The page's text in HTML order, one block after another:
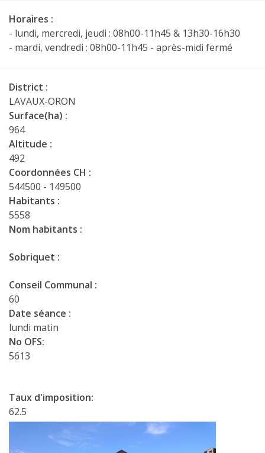
Horaires :
- lundi, mercredi, jeudi : 08h00-11h45 & 13h30-16h30
- mardi, vendredi : 08h00-11h45 - après-midi fermé
District :
LAVAUX-ORON
Surface(ha) :
964
Altitude :
492
Coordonnées CH :
544500 - 149500
Habitants :
5558
Nom habitants :
Sobriquet :
Conseil Communal :
60
Date séance :
lundi matin
No OFS:
5613
Taux d'imposition:
62.5